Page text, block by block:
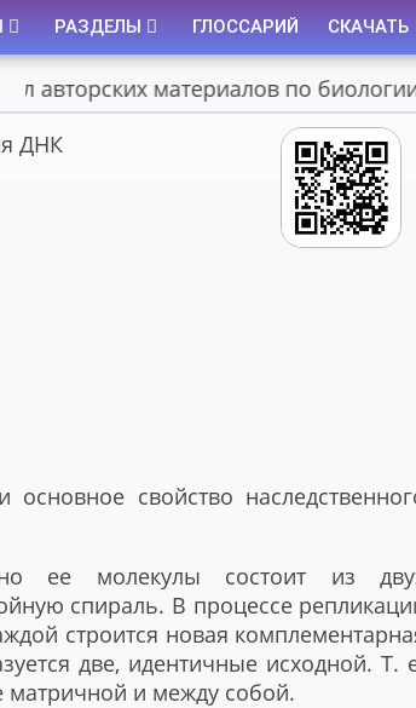
РАЗДЕЛЫ ГЛОССАРИЙ СКАЧАТЬ
материалов по биологии
ДНК
свойство
ее молекулы состоит из
спираль. В процессе
строится новая
две, идентичные исходной. Т.
матричной и между собой.